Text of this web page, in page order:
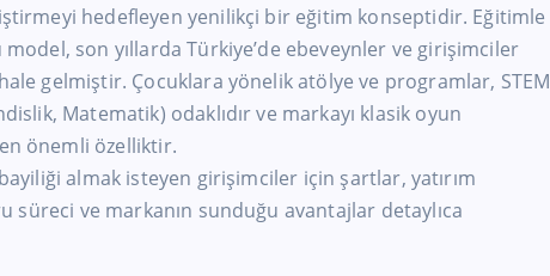
hedefleyen yenilikçi bir eğitim konseptidir. Eğitimle
son yıllarda Türkiye’de ebeveynler ve girişimciler
gelmiştir. Çocuklara yönelik atölye ve programlar, STEM
Matematik) odaklıdır ve markayı klasik oyun
önemli özelliktir.
almak isteyen girişimciler için şartlar, yatırım
süreci ve markanın sunduğu avantajlar detaylıca